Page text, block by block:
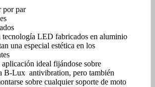
por par
tecnología LED fabricados en aluminio
una especial estética en los
aplicación ideal fijándose sobre
B-Lux antivibration, pero también
sobre cualquier soporte de moto